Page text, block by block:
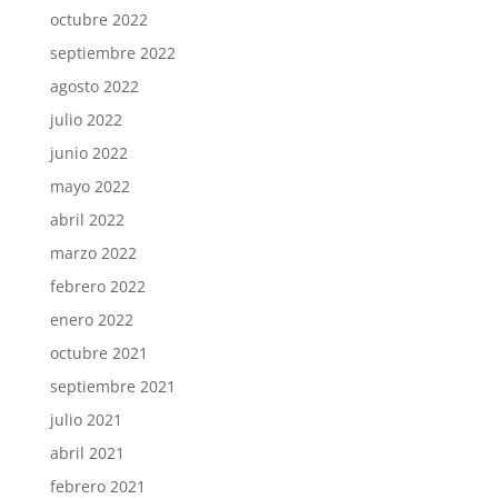
octubre 2022
septiembre 2022
agosto 2022
julio 2022
junio 2022
mayo 2022
abril 2022
marzo 2022
febrero 2022
enero 2022
octubre 2021
septiembre 2021
julio 2021
abril 2021
febrero 2021